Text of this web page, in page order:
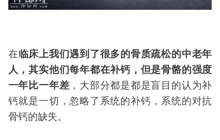
在临床上我们遇到了很多的骨质疏松的中老年
人，其实他们每年都在补钙，但是骨骼的强度
一年比一年差 ，大部分都是都是盲目的认为补
钙就是一切，忽略了系统的补钙，系统的对抗
骨钙的缺失。